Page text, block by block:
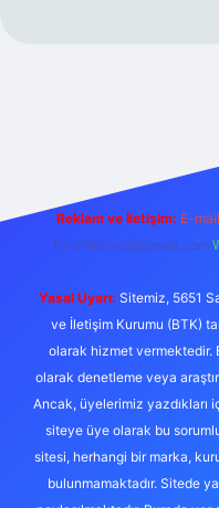
Reklam ve İletişim: E-
forumhizmeti@gmail.com
Yasal Uyarı: Sitemiz, 5651
ve İletişim Kurumu (BTK)
olarak hizmet vermektedir.
olarak denetleme veya
Ancak, üyelerimiz yazdıkları
siteye üye olarak bu
sitesi, herhangi bir marka,
bulunmamaktadır. Sitede